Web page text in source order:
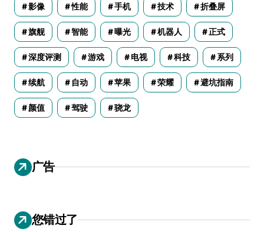
影像 性能 手机 技术 折叠屏
旗舰 智能 曝光 机器人 正式
深度评测 游戏 电视 科技 系列
续航 自动 苹果 荣耀 避坑指南
颜值 驾驶 骁龙
广告
您错过了